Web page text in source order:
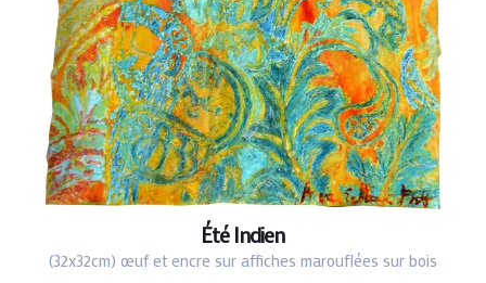
Été Indien
(32x32cm) œuf et encre sur affiches marouflées sur bois